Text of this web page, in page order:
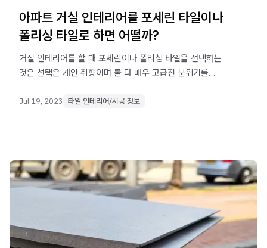
아파트 거실 인테리어를 포세린 타일이나
폴리싱 타일로 하면 어떨까?
거실 인테리어를 할 때 포세린이나 폴리싱 타일을 선택하는
것은 선택은 개인 취향이며 둘 다 매우 고급진 분위기를
Jul 19, 2023 타일 인테리어/시공 정보